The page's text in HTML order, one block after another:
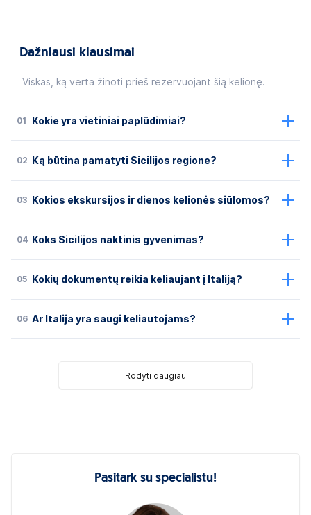
Dažniausi klausimai
Viskas, ką verta žinoti prieš rezervuojant šią kelionę.
01 Kokie yra vietiniai paplūdimiai?
02 Ką būtina pamatyti Sicilijos regione?
03 Kokios ekskursijos ir dienos kelionės siūlomos?
04 Koks Sicilijos naktinis gyvenimas?
05 Kokių dokumentų reikia keliaujant į Italiją?
06 Ar Italija yra saugi keliautojams?
Rodyti daugiau
Pasitark su specialistu!